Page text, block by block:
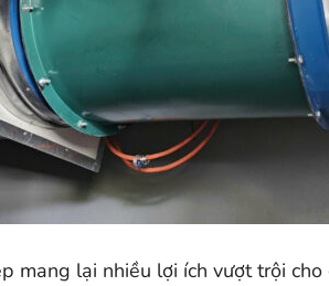
mang lại nhiều lợi ích vượt trội cho